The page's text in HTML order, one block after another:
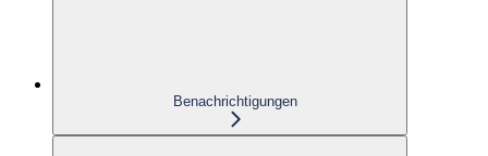
Benachrichtigungen